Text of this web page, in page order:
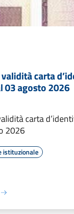
validità carta
03 agosto 2026
carta
2026
istituzionale